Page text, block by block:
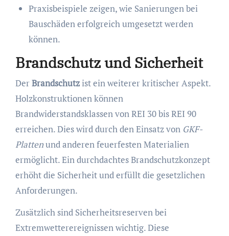
Praxisbeispiele zeigen, wie Sanierungen bei
Bauschäden erfolgreich umgesetzt werden
können.
Brandschutz und Sicherheit
DerBrandschutzist ein weiterer kritischer Aspekt.
Holzkonstruktionen können
Brandwiderstandsklassen von REI 30 bis REI 90
erreichen. Dies wird durch den Einsatz von GKF-
Plattenund anderen feuerfesten Materialien
ermöglicht. Ein durchdachtes Brandschutzkonzept
erhöht die Sicherheit und erfüllt die gesetzlichen
Anforderungen.
Zusätzlich sind Sicherheitsreserven bei
Extremwetterereignissen wichtig. Diese